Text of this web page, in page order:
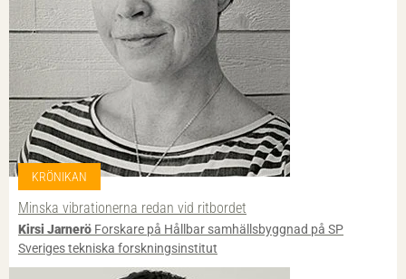
KRÖNIKAN
Minska vibrationerna redan vid ritbordet
Kirsi Jarnerö Forskare på Hållbar samhällsbyggnad på SP
Sveriges tekniska forskningsinstitut